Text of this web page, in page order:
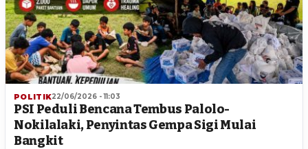
POLITIK22/06/2026 - 11:03
PSI Peduli Bencana Tembus Palolo-
Nokilalaki, Penyintas Gempa Sigi Mulai
Bangkit